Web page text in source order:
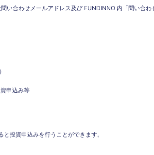
合わせメールアドレス及び FUNDINNO 内「問い合わ
申込み等
投資申込みを行うことができます。